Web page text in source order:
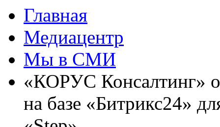
Главная
Медиацентр
Мы в СМИ
«КОРУС Консалтинг»
на базе «Битрикс24»